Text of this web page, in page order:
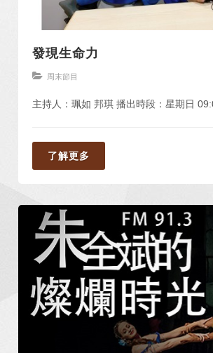
發現生命力
周末節目
主持人：珮如 邦琪 播出時段：星期日
了解更多